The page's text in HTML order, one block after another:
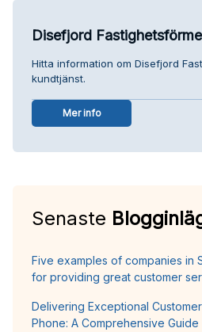
Disefjord
Hitta information om Disefjord
kundtjänst.
Mer info
Senaste
Five examples of companies in
for providing great customer
Delivering Exceptional
Phone: A Comprehensive Guide